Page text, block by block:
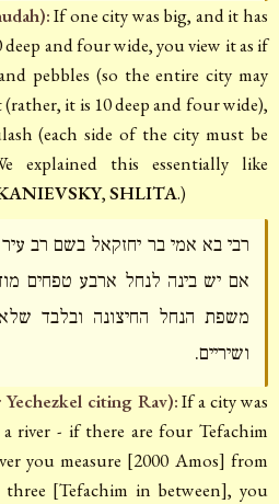
If one city was big, and it has
and four wide, you view it as if
pebbles (so the entire city may
it is 10 deep and four wide),
(each side of the city must be
explained this essentially like
,SHLITA.)
רבי בא אמי בר יחזקאל בשם רב
אם יש בינה לנחל ארבע טפחים
משפת הנחל החיצונה ובלבד
ושיריים.
citing Rav):If a city was
river - if there are four Tefachim
you measure [2000 Amos] from
[Tefachim in between], you